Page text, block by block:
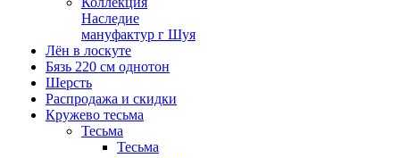
Наследие
мануфактур г Шуя
Лён в лоскуте
Бязь 220 см однотон
Шерсть
Распродажа и скидки
Кружево тесьма
Тесьма
Тесьма